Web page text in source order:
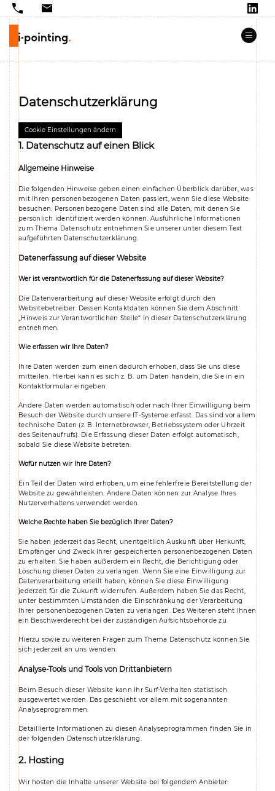
Datenschutz­erklärung
Cookie Einstellungen ändern
1. Datenschutz auf einen Blick
Allgemeine Hinweise
Die folgenden Hinweise geben einen einfachen Überblick darüber, was
mit Ihren personenbezogenen Daten passiert, wenn Sie diese Website
besuchen. Personenbezogene Daten sind alle Daten, mit denen Sie
persönlich identifiziert werden können. Ausführliche Informationen
zum Thema Datenschutz entnehmen Sie unserer unter diesem Text
aufgeführten Datenschutzerklärung.
Datenerfassung auf dieser Website
Wer ist verantwortlich für die Datenerfassung auf dieser Website?
Die Datenverarbeitung auf dieser Website erfolgt durch den
Websitebetreiber. Dessen Kontaktdaten können Sie dem Abschnitt
„Hinweis zur Verantwortlichen Stelle“ in dieser Datenschutzerklärung
entnehmen.
Wie erfassen wir Ihre Daten?
Ihre Daten werden zum einen dadurch erhoben, dass Sie uns diese
mitteilen. Hierbei kann es sich z. B. um Daten handeln, die Sie in ein
Kontaktformular eingeben.
Andere Daten werden automatisch oder nach Ihrer Einwilligung beim
Besuch der Website durch unsere IT-Systeme erfasst. Das sind vor allem
technische Daten (z. B. Internetbrowser, Betriebssystem oder Uhrzeit
des Seitenaufrufs). Die Erfassung dieser Daten erfolgt automatisch,
sobald Sie diese Website betreten.
Wofür nutzen wir Ihre Daten?
Ein Teil der Daten wird erhoben, um eine fehlerfreie Bereitstellung der
Website zu gewährleisten. Andere Daten können zur Analyse Ihres
Nutzerverhaltens verwendet werden.
Welche Rechte haben Sie bezüglich Ihrer Daten?
Sie haben jederzeit das Recht, unentgeltlich Auskunft über Herkunft,
Empfänger und Zweck Ihrer gespeicherten personenbezogenen Daten
zu erhalten. Sie haben außerdem ein Recht, die Berichtigung oder
Löschung dieser Daten zu verlangen. Wenn Sie eine Einwilligung zur
Datenverarbeitung erteilt haben, können Sie diese Einwilligung
jederzeit für die Zukunft widerrufen. Außerdem haben Sie das Recht,
unter bestimmten Umständen die Einschränkung der Verarbeitung
Ihrer personenbezogenen Daten zu verlangen. Des Weiteren steht Ihnen
ein Beschwerderecht bei der zuständigen Aufsichtsbehörde zu.
Hierzu sowie zu weiteren Fragen zum Thema Datenschutz können Sie
sich jederzeit an uns wenden.
Analyse-Tools und Tools von Dritt­anbietern
Beim Besuch dieser Website kann Ihr Surf-Verhalten statistisch
ausgewertet werden. Das geschieht vor allem mit sogenannten
Analyseprogrammen.
Detaillierte Informationen zu diesen Analyseprogrammen finden Sie in
der folgenden Datenschutzerklärung.
2. Hosting
Wir hosten die Inhalte unserer Website bei folgendem Anbieter: